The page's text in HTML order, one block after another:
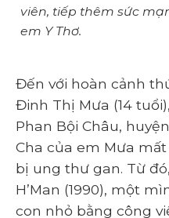
viên, tiếp thêm sức
em Y Thơ.
Đến với hoàn cảnh
Đinh Thị Mưa (14
Phan Bội Châu,
Cha của em Mưa
bị ung thư gan. Từ
H’Man (1990), một
con nhỏ bằng công